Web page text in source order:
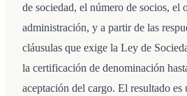
de sociedad, el número de socios, el
administración, y a partir de las
cláusulas que exige la Ley de
la certificación de denominación
aceptación del cargo. El resultado es